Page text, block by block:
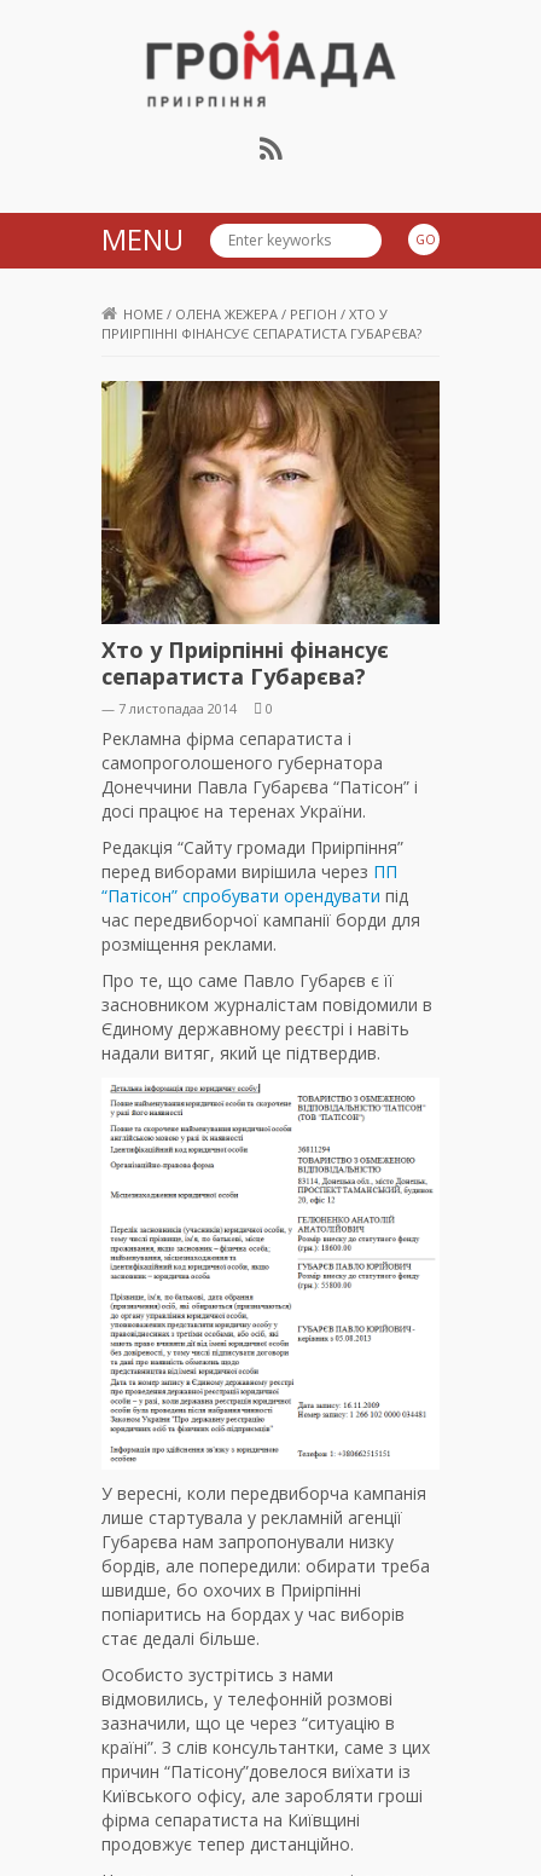
Громада Приірпіння
MENU
HOME / ОЛЕНА ЖЕЖЕРА / РЕГІОН / ХТО У
ПРИІРПІННІ ФІНАНСУЄ СЕПАРАТИСТА ГУБАРЄВА?
Хто у Приірпінні фінансує
сепаратиста Губарєва?
— 7 листопадаа 2014 0
Рекламна фірма сепаратиста і
самопроголошеного губернатора
Донеччини Павла Губарєва “Патісон” і
досі працює на теренах України.
Редакція “Сайту громади Приірпіння”
перед виборами вирішила через ПП
“Патісон” спробувати орендувати під
час передвиборчої кампанії борди для
розміщення реклами.
Про те, що саме Павло Губарєв є її
засновником журналістам повідомили в
Єдиному державному реєстрі і навіть
надали витяг, який це підтвердив.
У вересні, коли передвиборча кампанія
лише стартувала у рекламній агенції
Губарєва нам запропонували низку
бордів, але попередили: обирати треба
швидше, бо охочих в Приірпінні
попіаритись на бордах у час виборів
стає дедалі більше.
Особисто зустрітись з нами
відмовились, у телефонній розмові
зазначили, що це через “ситуацію в
країні”. З слів консультантки, саме з цих
причин “Патісону”довелося виїхати із
Київського офісу, але заробляти гроші
фірма сепаратиста на Київщині
продовжує тепер дистанційно.